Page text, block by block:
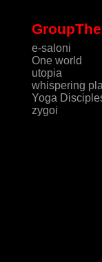
e-saloni
One world
utopia
whispering
Yoga
zygoi